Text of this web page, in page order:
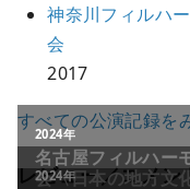
神奈川フィルハ
会
2017
すべての公演記録を
レビュー／コメ